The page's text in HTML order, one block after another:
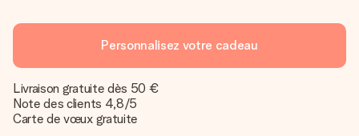
Personnalisez votre cadeau
Livraison gratuite dès 50 €
Note des clients 4,8/5
Carte de vœux gratuite